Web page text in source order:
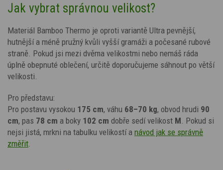
Jak vybrat správnou velikost?
Materiál Bamboo Thermo je oproti variantě Ultra pevnější,
hutnější a méně pružný kvůli vyšší gramáži a počesané rubové
straně. Pokud jsi mezi dvěma velikostmi nebo nemáš ráda
úplně obepnuté oblečení, určitě doporučujeme sáhnout po větší
velikosti.
Pro představu:
Pro postavu vysokou 175 cm, váhu 68–70 kg, obvod hrudi 90
cm, pas 78 cm a boky 102 cm dobře sedí velikost M . Pokud si
nejsi jistá, mrkni na tabulku velikostí a návod jak se správně
změřit